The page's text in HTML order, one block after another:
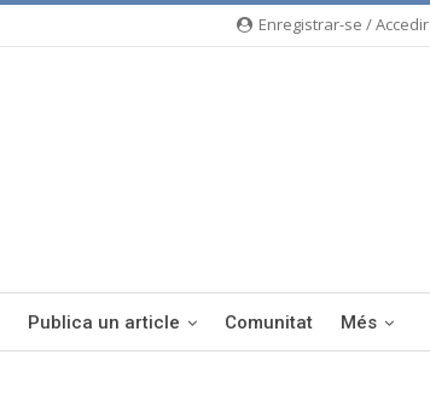
Enregistrar-se / Accedir
Publica un article Comunitat Més